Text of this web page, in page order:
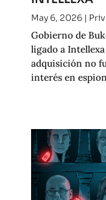
May 6, 2026|
Gobierno de
ligado a
adquisición no
interés en